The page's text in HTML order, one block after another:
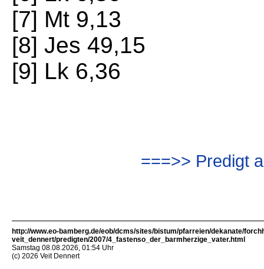
[7] Mt 9,13
[8] Jes 49,15
[9] Lk 6,36
===>> Predigt
http://www.eo-bamberg.de/eob/dcms/sites/bistum/pfarreien/dekanate/
veit_dennert/predigten/2007/4_fastenso_der_barmherzige_vater.html
Samstag 08.08.2026, 01:54 Uhr
(c) 2026 Veit Dennert